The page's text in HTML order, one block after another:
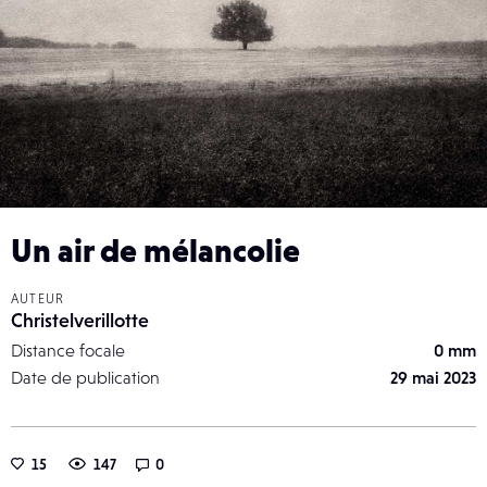
Un air de mélancolie
AUTEUR
Christelverillotte
Distance focale
0 mm
Date de publication
29 mai 2023
15 147 0